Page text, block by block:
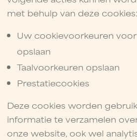
met behulp van deze cookies:
Uw cookievoorkeuren
opslaan
Taalvoorkeuren opslaan
Prestatiecookies
Deze cookies worden
informatie te verzamelen
onze website, ook wel